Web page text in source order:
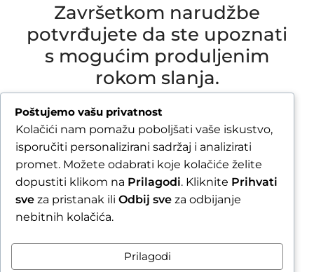
Završetkom narudžbe
potvrđujete da ste upoznati
s mogućim produljenim
rokom slanja.
Due to our annual holiday from 1 August 2026 to
16 August 2026, all orders received after 30 July
2026 will be processed and shipped during the
week following our return.
By completing your order, you confirm that you
are aware of the possible extended shipping
Zatvori obavijest / Close
Poštujemo vašu privatnost
Kolačići nam pomažu poboljšati vaše iskustvo,
isporučiti personalizirani sadržaj i analizirati
promet. Možete odabrati koje kolačiće želite
dopustiti klikom na Prilagodi. Kliknite Prihvati
sve za pristanak ili Odbij sve za odbijanje
nebitnih kolačića.
Prilagodi